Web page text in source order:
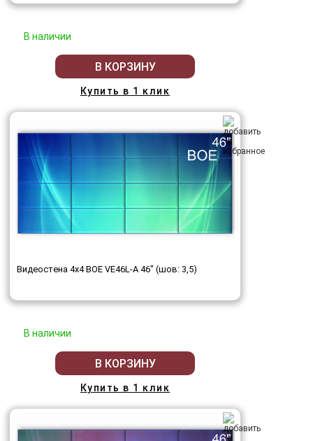
В наличии
В КОРЗИНУ
Купить в 1 клик
Видеостена 4x4 BOE VE46L-A 46" (шов: 3,5)
В наличии
В КОРЗИНУ
Купить в 1 клик